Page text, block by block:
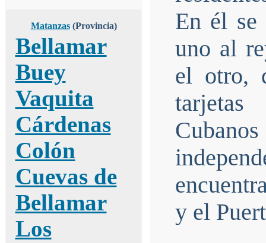
Matanzas(Provincia)
Bellamar
Buey
Vaquita
Cárdenas
Colón
Cuevas de
Bellamar
Los
En él se
uno al
el otro,
y el